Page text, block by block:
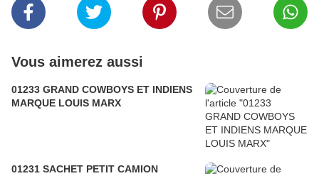
Vous aimerez aussi
01233 GRAND COWBOYS ET INDIENS
MARQUE LOUIS MARX
01231 SACHET PETIT CAMION